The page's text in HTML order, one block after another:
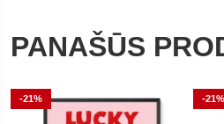
PANAŠŪS
-21% -21%